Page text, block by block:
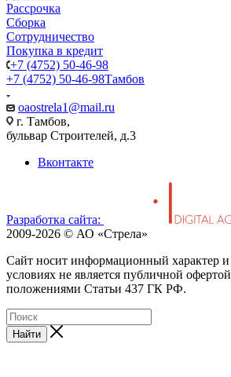
Рассрочка
Сборка
Сотрудничество
Покупка в кредит
+7 (4752) 50-46-98
+7 (4752) 50-46-98Тамбов
oaostrela1@mail.ru
г. Тамбов,
бульвар Строителей, д.3
Вконтакте
Разработка сайта:
2009-2026 © АО «Стрела»
Cайт носит информационный характер
условиях не является публичной
положениями Статьи 437 ГК РФ.
Найти